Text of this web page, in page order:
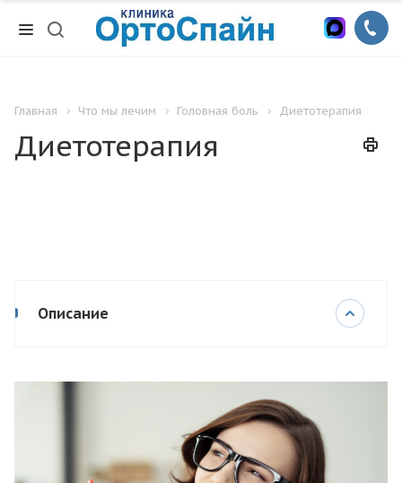
Главная Что мы лечим Головная боль Диетотерапия
Диетотерапия
Описание